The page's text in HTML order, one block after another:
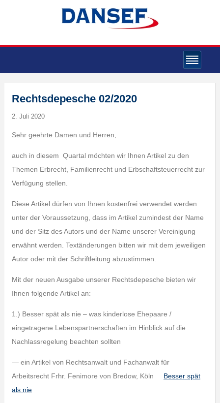
Rechtsdepesche 02/2020
2. Juli 2020
Sehr geehrte Damen und Herren,
auch in diesem Quartal möchten wir Ihnen Artikel zu den
Themen Erbrecht, Familienrecht und Erbschaftsteuerrecht zur
Verfügung stellen.
Diese Artikel dürfen von Ihnen kostenfrei verwendet werden
unter der Voraussetzung, dass im Artikel zumindest der Name
und der Sitz des Autors und der Name unserer Vereinigung
erwähnt werden. Textänderungen bitten wir mit dem jeweiligen
Autor oder mit der Schriftleitung abzustimmen.
Mit der neuen Ausgabe unserer Rechtsdepesche bieten wir
Ihnen folgende Artikel an:
1.) Besser spät als nie – was kinderlose Ehepaare /
eingetragene Lebenspartnerschaften im Hinblick auf die
Nachlassregelung beachten sollten
— ein Artikel von Rechtsanwalt und Fachanwalt für
Arbeitsrecht Frhr. Fenimore von Bredow, Köln Besser spät
als nie